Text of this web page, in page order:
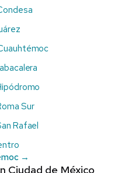
Sur
Rafael
→
Ciudad de México